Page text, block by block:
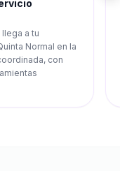
a tu
Normal en la
con